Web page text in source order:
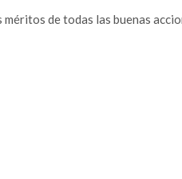
de todas las buenas